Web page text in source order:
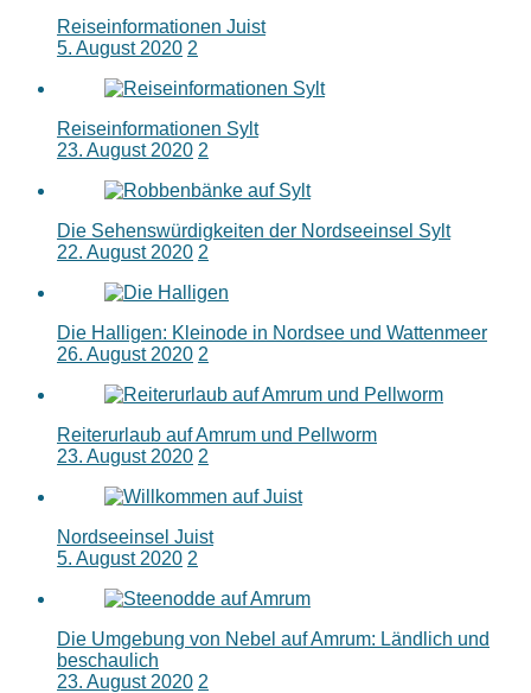
Reiseinformationen Juist
5. August 2020 2
Reiseinformationen Sylt
23. August 2020 2
Die Sehenswürdigkeiten der Nordseeinsel Sylt
22. August 2020 2
Die Halligen: Kleinode in Nordsee und Wattenmeer
26. August 2020 2
Reiterurlaub auf Amrum und Pellworm
23. August 2020 2
Nordseeinsel Juist
5. August 2020 2
Die Umgebung von Nebel auf Amrum: Ländlich und
beschaulich
23. August 2020 2